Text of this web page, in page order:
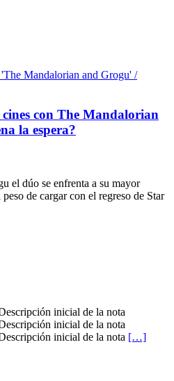
con The Mandalorian
la espera?
el dúo se enfrenta a su mayor
de cargar con el regreso de Star
inicial de la nota
inicial de la nota
inicial de la nota […]